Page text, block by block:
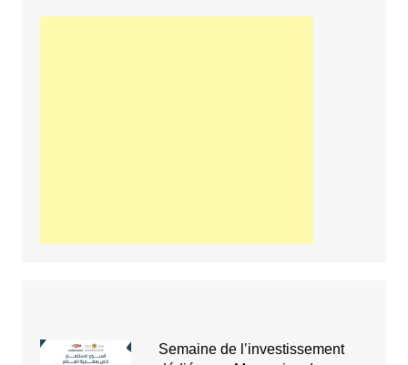
Semaine de l’investissement